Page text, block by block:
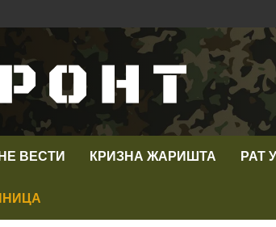
ФРОНТ
ВЕСТИ КРИЗНА ЖАРИШТА РАТ